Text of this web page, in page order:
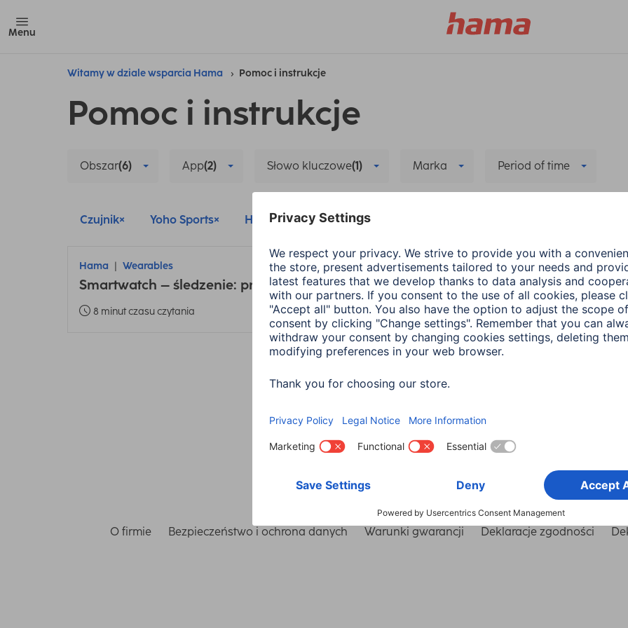
Menu
Witamy w dziale wsparcia Hama Pomoc i instrukcje
Pomoc i instrukcje
Obszar(6) App(2) Słowo kluczowe(1) Marka Period of time
Czujnik Yoho Sports Hama FIT Wearables
Hama Wearables
Smartwatch – śledzenie: problem z trybem oszczędzania energii
8 minut czasu czytania
O firmie Bezpieczeństwo i ochrona danych Warunki gwarancji Deklaracje zgodności